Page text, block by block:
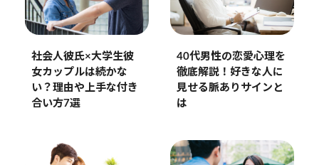
社会人彼氏×大学生彼
女カップルは続かな
い？理由や上手な付き
合い方7選
40代男性の恋愛心理を
徹底解説！好きな人に
見せる脈ありサインと
は